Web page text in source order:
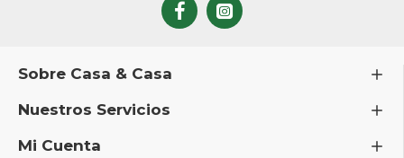
Sobre Casa & Casa
Nuestros Servicios
Mi Cuenta